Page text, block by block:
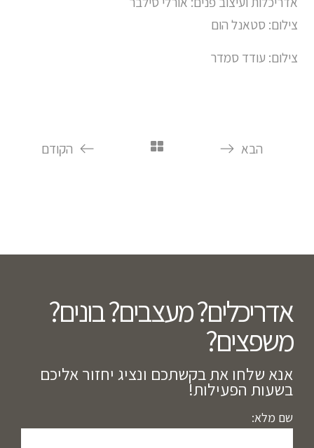
צילום: סטאנל הום
צילום: עודד סמדר
הקודם הבא
אדריכלים? מעצבים? בונים?
משפצים?​
אנא שלחו את בקשתכם ונציג יחזור אליכם
בשעות הפעילות!
שם מלא: